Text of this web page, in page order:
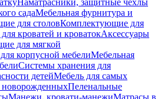
Наматрасники, защитные чехлы
садаМебельная фурнитура и
для столовКомплектующие для
кроватей и кроватокАксессуары
для мягкой
корпусной мебелиМебельная
Системы хранения для
детейМебель для самых
новорожденныхПеленальные
Манежи, кровати-манежиМатрасы в